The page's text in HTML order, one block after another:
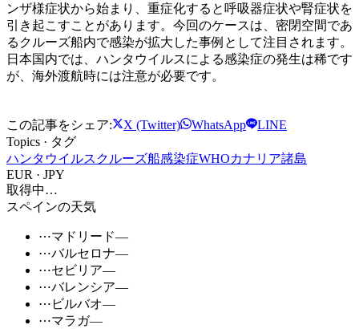
ンザ様症状から始まり、重症化すると呼吸器症状や腎症状を
引き起こすことがあります。今回のケースは、密閉空間であ
るクルーズ船内で感染が拡大した事例として注目されます。
日本国内では、ハンタウイルスによる感染症の発生は稀です
が、海外渡航時には注意が必要です。
この記事をシェア: X (Twitter) WhatsApp
LINE
Topics · タグ
ハンタウイルス クルーズ船感染症WHOカナリア諸島
EUR · JPY
取得中…
スペインの天気
⋯マドリード—
⋯バルセロナ—
⋯セビリア—
⋯バレンシア—
⋯ ビルバオ—
⋯マラガ—